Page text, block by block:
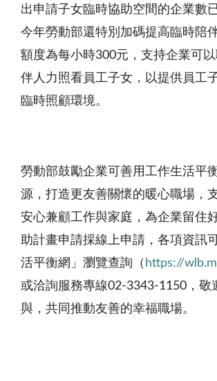
出申請子女臨時協助空間的企業數
今年勞動部還特別加碼提高臨時陪
額度為每小時300元，支持企業可
伴人力照看員工子女，以提供員工
臨時照顧環境。
勞動部鼓勵企業可善用工作生活平
源，打造更友善關懷的暖心職場，
安心兼顧工作與家庭，為企業留住
助計畫申請採線上申請，各項資訊
活平衡網」瀏覽查詢（ https://
或洽詢服務專線02-3343-1150，敬
與，共同推動友善的幸福職場。